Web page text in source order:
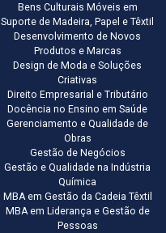
Bens Culturais Móveis em
Suporte de Madeira, Papel e Têxtil
Desenvolvimento de Novos
Produtos e Marcas
Design de Moda e Soluções
Criativas
Direito Empresarial e Tributário
Docência no Ensino em Saúde
Gerenciamento e Qualidade de
Obras
Gestão de Negócios
Gestão e Qualidade na Indústria
Química
MBA em Gestão da Cadeia Têxtil
MBA em Liderança e Gestão de
Pessoas